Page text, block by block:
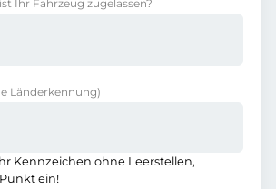
Ihr Fahrzeug zugelassen?
Länderkennung)
Kennzeichen ohne Leerstellen,
ein!